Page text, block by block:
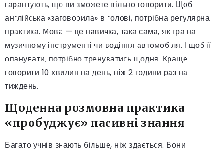
гарантують, що ви зможете вільно говорити. Щоб
англійська «заговорила» в голові, потрібна регулярна
практика. Мова — це навичка, така сама, як гра на
музичному інструменті чи водіння автомобіля. І щоб її
опанувати, потрібно тренуватись щодня. Краще
говорити 10 хвилин на день, ніж 2 години раз на
тиждень.
Щоденна розмовна практика
«пробуджує» пасивні знання
Багато учнів знають більше, ніж здається. Вони